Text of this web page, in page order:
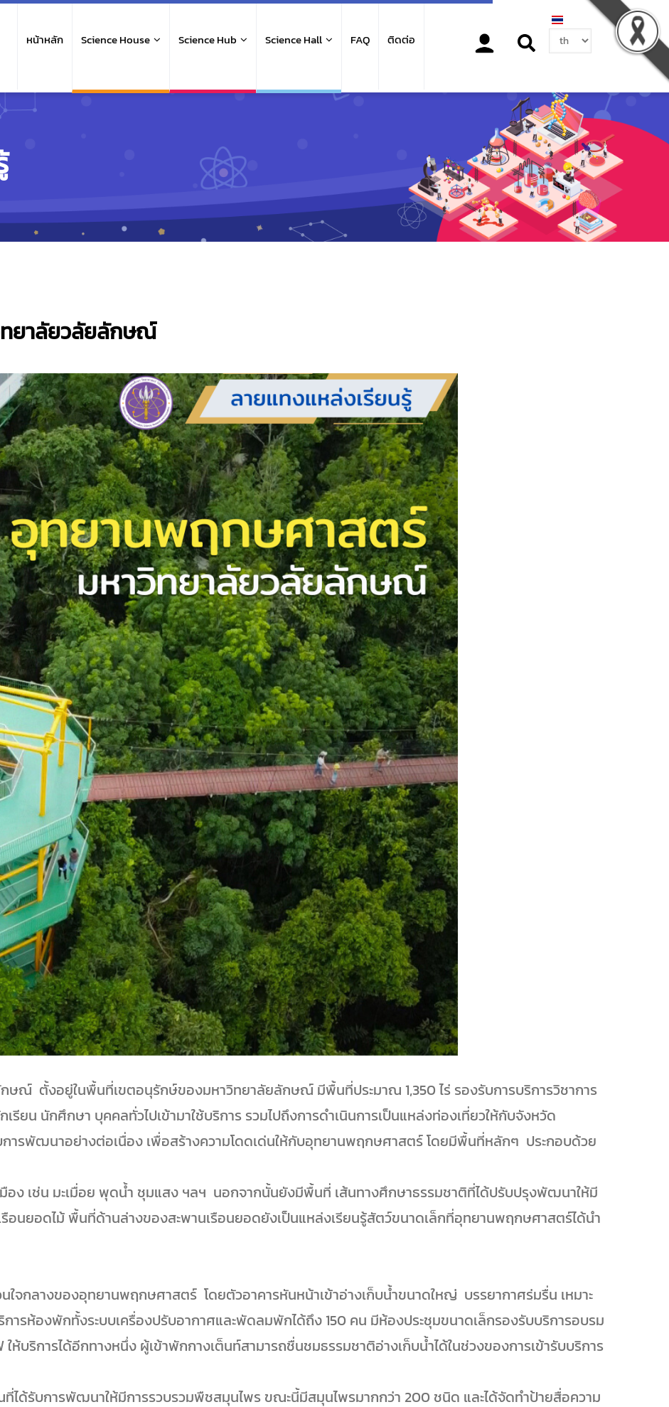
Main
navigation
หน้าหลัก Science House Science Hub Science Hall FAQ ติดต่อ
Select
your
ยาลัยวลัยลักษณ์
ณ์ ตั้งอยู่ในพื้นที่เขตอนุรักษ์ของมหาวิทยาลัยลักษณ์ มีพื้นที่ประมาณ 1,350 ไร่ รองรับการบริการวิชาการ
รียน นักศึกษา บุคคลทั่วไปเข้ามาใช้บริการ รวมไปถึงการดำเนินการเป็นแหล่งท่องเที่ยวให้กับจังหวัด
ารพัฒนาอย่างต่อเนื่อง เพื่อสร้างความโดดเด่นให้กับอุทยานพฤกษศาสตร์ โดยมีพื้นที่หลักๆ ประกอบด้วย
ง เช่น มะเมื่อย พุดน้ำ ชุมแสง ฯลฯ นอกจากนั้นยังมีพื้นที่ เส้นทางศึกษาธรรมชาติที่ได้ปรับปรุงพัฒนาให้มี
อนยอดไม้ พื้นที่ด้านล่างของสะพานเรือนยอดยังเป็นแหล่งเรียนรู้สัตว์ขนาดเล็กที่อุทยานพฤกษศาสตร์ได้นำ
ใจกลางของอุทยานพฤกษศาสตร์ โดยตัวอาคารหันหน้าเข้าอ่างเก็บน้ำขนาดใหญ่ บรรยากาศร่มรื่น เหมาะ
ารห้องพักทั้งระบบเครื่องปรับอากาศและพัดลมพักได้ถึง 150 คน มีห้องประชุมขนาดเล็กรองรับบริการอบรม
ห้บริการได้อีกทางหนึ่ง ผู้เข้าพักกางเต็นท์สามารถชื่นชมธรรมชาติอ่างเก็บน้ำได้ในช่วงของการเข้ารับบริการ
ที่ได้รับการพัฒนาให้มีการรวบรวมพืชสมุนไพร ขณะนี้มีสมุนไพรมากกว่า 200 ชนิด และได้จัดทำป้ายสื่อความ